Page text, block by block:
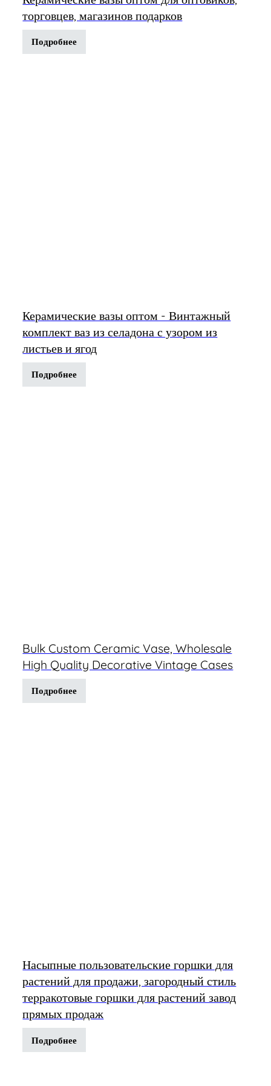
торговцев, магазинов подарков
Подробнее
Керамические вазы оптом - Винтажный
комплект ваз из селадона с узором из
листьев и ягод
Подробнее
Bulk Custom Ceramic Vase, Wholesale
High Quality Decorative Vintage Cases
Подробнее
Насыпные пользовательские горшки для
растений для продажи, загородный стиль
терракотовые горшки для растений завод
прямых продаж
Подробнее